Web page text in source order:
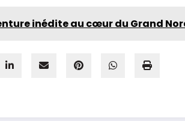
inédite au cœur du Grand